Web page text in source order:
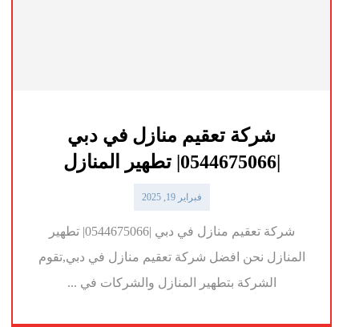
شركة تعقيم منازل في دبي
|0544675066| تطهير المنازل
فبراير 19, 2025
شركة تعقيم منازل في دبي |0544675066| تطهير
المنازل نحن افضل شركة تعقيم منازل في دبي,تقوم
الشركة بتطهير المنازل والشركات في ...